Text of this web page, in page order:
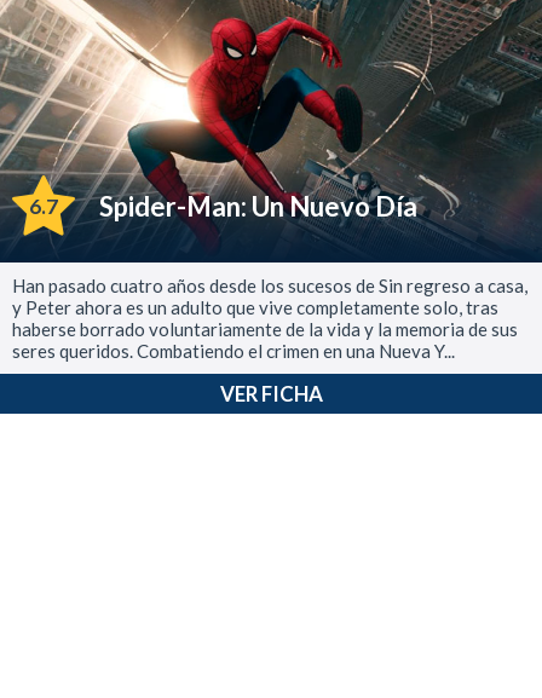
6.7 Spider-Man: Un Nuevo Día
Han pasado cuatro años desde los sucesos de Sin regreso a casa,
y Peter ahora es un adulto que vive completamente solo, tras
haberse borrado voluntariamente de la vida y la memoria de sus
seres queridos. Combatiendo el crimen en una Nueva Y...
VER FICHA